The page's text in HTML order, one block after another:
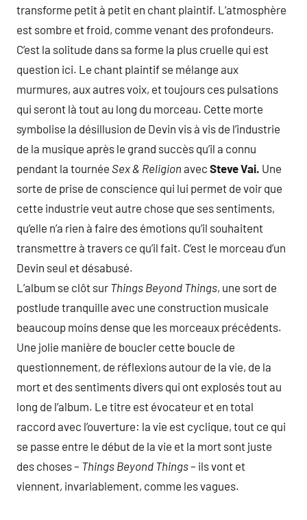
transforme petit à petit en chant plaintif. L’atmosphère
est sombre et froid, comme venant des profondeurs.
C’est la solitude dans sa forme la plus cruelle qui est
question ici. Le chant plaintif se mélange aux
murmures, aux autres voix, et toujours ces pulsations
qui seront là tout au long du morceau. Cette morte
symbolise la désillusion de Devin vis à vis de l’industrie
de la musique après le grand succès qu’il a connu
pendant la tournée Sex & Religion avec Steve Vai. Une
sorte de prise de conscience qui lui permet de voir que
cette industrie veut autre chose que ses sentiments,
qu’elle n’a rien à faire des émotions qu’il souhaitent
transmettre à travers ce qu’il fait. C’est le morceau d’un
Devin seul et désabusé.
L’album se clôt sur Things Beyond Things, une sort de
postlude tranquille avec une construction musicale
beaucoup moins dense que les morceaux précédents.
Une jolie manière de boucler cette boucle de
questionnement, de réflexions autour de la vie, de la
mort et des sentiments divers qui ont explosés tout au
long de l’album. Le titre est évocateur et en total
raccord avec l’ouverture: la vie est cyclique, tout ce qui
se passe entre le début de la vie et la mort sont juste
des choses – Things Beyond Things– ils vont et
viennent, invariablement, comme les vagues.